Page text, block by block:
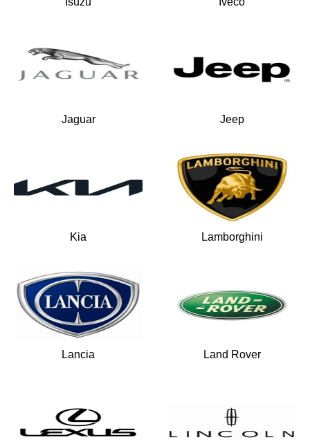
Jaguar Jeep
Kia Lamborghini
Lancia Land Rover